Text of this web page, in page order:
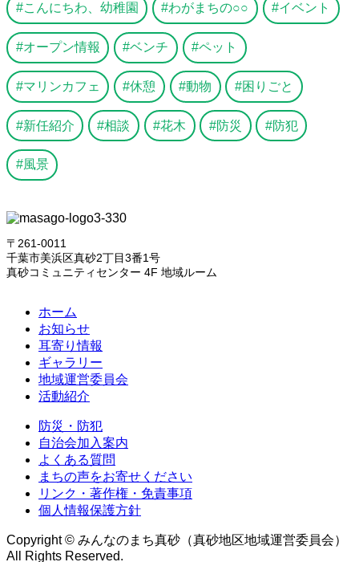
こんにちわ、幼稚園 わがまちの○○ イベント
オープン情報 ベンチ ペット
マリンカフェ 休憩 動物 困りごと
新任紹介 相談 花木 防災 防犯
風景
〒261-0011
千葉市美浜区真砂2丁目3番1号
真砂コミュニティセンター 4F 地域ルーム
ホーム
お知らせ
耳寄り情報
ギャラリー
地域運営委員会
活動紹介
防災・防犯
自治会加入案内
よくある質問
まちの声をお寄せください
リンク・著作権・免責事項
個人情報保護方針
Copyright © みんなのまち真砂（真砂地区地域運営委員会）
All Rights Reserved.